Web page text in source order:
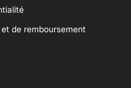
de remboursement